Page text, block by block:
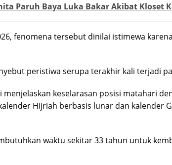
Paruh Baya Luka Bakar Akibat Kloset
fenomena tersebut dinilai istimewa
peristiwa serupa terakhir kali terjadi
keselarasan posisi matahari
Hijriah berbasis lunar dan kalender
waktu sekitar 33 tahun untuk